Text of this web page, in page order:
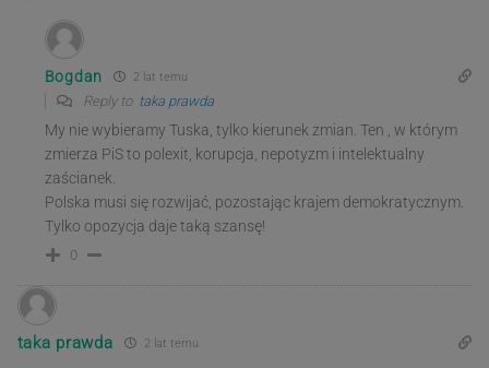
Bogdan 2 lat temu
Reply to taka prawda
My nie wybieramy Tuska, tylko kierunek zmian. Ten , w którym
zmierza PiS to polexit, korupcja, nepotyzm i intelektualny
zaścianek.
Polska musi się rozwijać, pozostając krajem demokratycznym.
Tylko opozycja daje taką szansę!
0
taka prawda 2 lat temu